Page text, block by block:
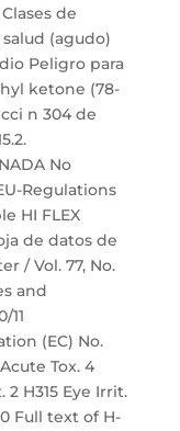
Clases de
(agudo)
Peligro para
ketone (78-
n 304 de
No
Regulations
HI FLEX
de datos de
/ Vol. 77, No.
and
11
(EC) No.
Tox. 4
H315 Eye Irrit.
Full text of H-